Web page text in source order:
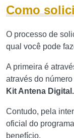
Como
O processo de
qual você pode
A primeira é
através do
Kit Antena Digital.
Contudo, pela
oficial do
benefício.